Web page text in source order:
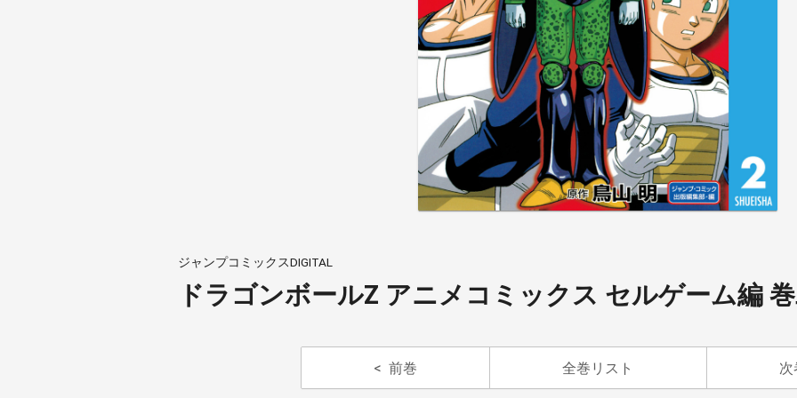
ジャンプコミックスDIGITAL
ドラゴンボールZ アニメコミックス セルゲーム編
前巻 全巻リスト 次